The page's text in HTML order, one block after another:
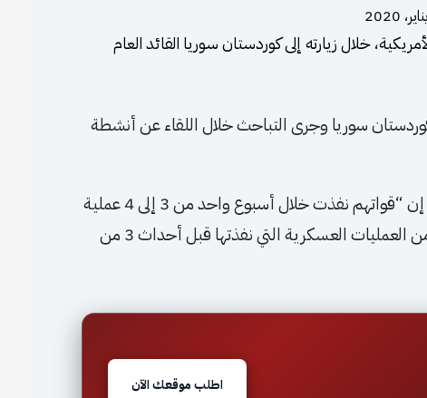
خلال زيارته إلى كوردستان سوريا القائد العام
سوريا وجرى التباحث خلال اللقاء عن أنشطة
وقال ماكينزي لصحيفة واشنطن بوست الأمريكية إن “قواتهم نفذت خلال أسبوع واحد من 3 إلى 4 عملية
عسكرية ضد داعش، إلا أن هذا العدد أقل بكثير من العمليات العسكرية التي نفذتها قبل أحداث 3 من
اطلب موقعك الآن